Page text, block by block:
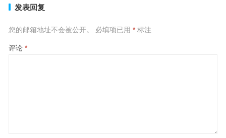
发表回复
您的邮箱地址不会被公开。 必填项已用 *标注
评论 *